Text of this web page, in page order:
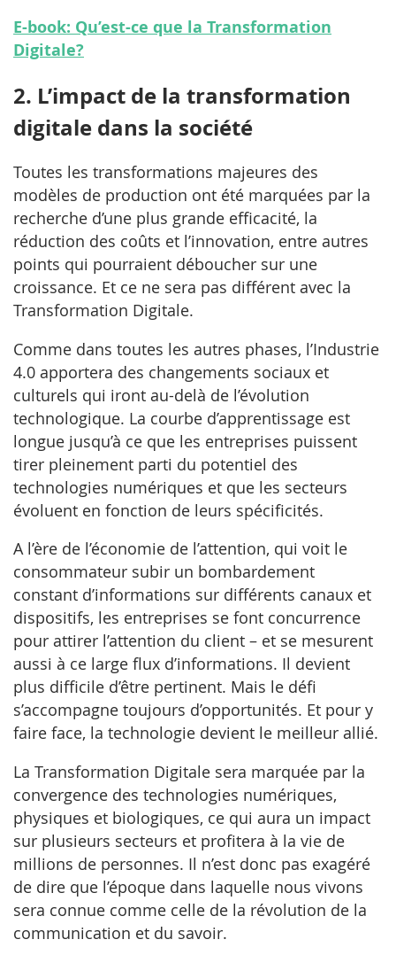
E-book: Qu’est-ce que la Transformation
Digitale?
2. L’impact de la transformation
digitale dans la société
Toutes les transformations majeures des
modèles de production ont été marquées par la
recherche d’une plus grande efficacité, la
réduction des coûts et l’innovation, entre autres
points qui pourraient déboucher sur une
croissance. Et ce ne sera pas différent avec la
Transformation Digitale.
Comme dans toutes les autres phases, l’Industrie
4.0 apportera des changements sociaux et
culturels qui iront au-delà de l’évolution
technologique. La courbe d’apprentissage est
longue jusqu’à ce que les entreprises puissent
tirer pleinement parti du potentiel des
technologies numériques et que les secteurs
évoluent en fonction de leurs spécificités.
A l’ère de l’économie de l’attention, qui voit le
consommateur subir un bombardement
constant d’informations sur différents canaux et
dispositifs, les entreprises se font concurrence
pour attirer l’attention du client – et se mesurent
aussi à ce large flux d’informations. Il devient
plus difficile d’être pertinent. Mais le défi
s’accompagne toujours d’opportunités. Et pour y
faire face, la technologie devient le meilleur allié.
La Transformation Digitale sera marquée par la
convergence des technologies numériques,
physiques et biologiques, ce qui aura un impact
sur plusieurs secteurs et profitera à la vie de
millions de personnes. Il n’est donc pas exagéré
de dire que l’époque dans laquelle nous vivons
sera connue comme celle de la révolution de la
communication et du savoir.